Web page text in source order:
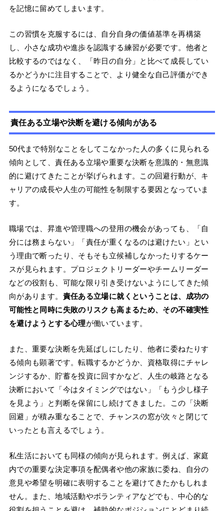
を記憶に留めてしまいます。
この習慣を克服するには、自分自身の価値基準を再構築
し、小さな成功や進歩を認識する練習が必要です。他者と
比較するのではなく、「昨日の自分」と比べて成長してい
るかどうかに注目することで、より健全な自己評価ができ
るようになるでしょう。
責任ある立場や決断を避ける傾向がある
50代まで特別なことをしてこなかった人の多くに見られる
傾向として、責任ある立場や重要な決断を意識的・無意識
的に避けてきたことが挙げられます。この回避行動が、キ
ャリアの成長や人生の可能性を制限する要因となっていま
す。
職場では、昇進や管理職への登用の機会があっても、「自
分には務まらない」「責任が重くなるのは避けたい」とい
う理由で断ったり、そもそも立候補しなかったりするケー
スが見られます。プロジェクトリーダーやチームリーダー
などの役割も、可能な限り引き受けないようにしてきた傾
向があります。 責任ある立場に就くということは、成功の
可能性と同時に失敗のリスクも高まるため、その不確実性
を避けようとする心理が働いています。
また、重要な決断を先延ばしにしたり、他者に委ねたりす
る傾向も顕著です。転職するかどうか、資格取得にチャレ
ンジするか、貯蓄を投資に回すかなど、人生の岐路となる
決断において「今はタイミングではない」「もう少し様子
を見よう」と判断を保留にし続けてきました。この「決断
回避」が積み重なることで、チャンスの窓が次々と閉じて
いったとも言えるでしょう。
私生活においても同様の傾向が見られます。例えば、家庭
内での重要な決定事項を配偶者や他の家族に委ね、自分の
意見や希望を明確に表明することを避けてきたかもしれま
せん。また、地域活動やボランティアなどでも、中心的な